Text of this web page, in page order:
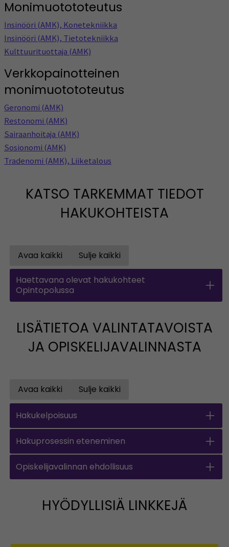
Monimuotototeutus
Insinööri (AMK), Konetekniikka
Insinööri (AMK), Tietotekniikka
Kulttuurituottaja (AMK)
Verkkopainotteinen
monimuotototeutus
Geronomi (AMK)
Restonomi (AMK)
Sairaanhoitaja (AMK)
Sosionomi (AMK)
Tradenomi (AMK), Liiketalous
KATSO TARKEMMAT TIEDOT
HAKUKOHTEISTA
Avaa kaikki
Open all accordions
Sulje kaikki
Haettavana olevat hakukohteet
Opintopolussa
LISÄTIETOA VALINTATAVOISTA
JA OPISKELIJAVALINNASTA
Avaa kaikki
Open all accordions
Sulje kaikki
Hakukelpoisuus
Hakuprosessin eteneminen
Opiskelijavalinnan ehdollisuus
HYÖDYLLISIÄ LINKKEJÄ